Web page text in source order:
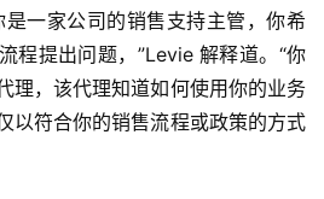
是一家公司的销售支持主管，你希
程提出问题，”Levie 解释道。“你
理，该代理知道如何使用你的业务
以符合你的销售流程或政策的方式